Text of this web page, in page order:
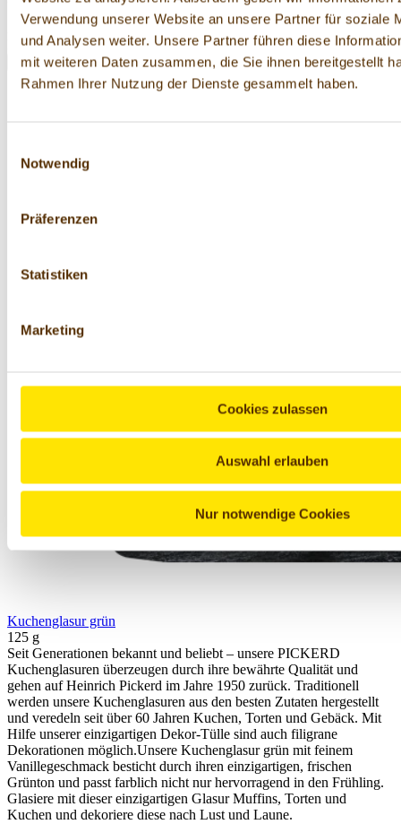
Verwendung unserer Website an unsere Partner für soziale
und Analysen weiter. Unsere Partner führen diese
mit weiteren Daten zusammen, die Sie ihnen bereitgestellt
Rahmen Ihrer Nutzung der Dienste gesammelt haben.
Notwendig
Präferenzen
Statistiken
Marketing
Cookies zulassen
Auswahl erlauben
Nur notwendige Cookies
20,72 € / 1 kg
Preise inkl. MwSt. zzgl. Versandkosten innerhalb Deutschlands.
In den Warenkorb
Kuchenglasur grün
125 g
Seit Generationen bekannt und beliebt – unsere PICKERD
Kuchenglasuren überzeugen durch ihre bewährte Qualität und
gehen auf Heinrich Pickerd im Jahre 1950 zurück. Traditionell
werden unsere Kuchenglasuren aus den besten Zutaten hergestellt
und veredeln seit über 60 Jahren Kuchen, Torten und Gebäck. Mit
Hilfe unserer einzigartigen Dekor-Tülle sind auch filigrane
Dekorationen möglich.Unsere Kuchenglasur grün mit feinem
Vanillegeschmack besticht durch ihren einzigartigen, frischen
Grünton und passt farblich nicht nur hervorragend in den Frühling.
Glasiere mit dieser einzigartigen Glasur Muffins, Torten und
Kuchen und dekoriere diese nach Lust und Laune.